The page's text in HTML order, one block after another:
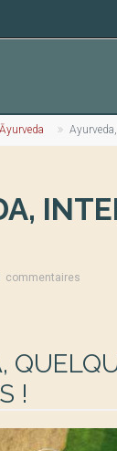
Āyurveda
commentaires
!